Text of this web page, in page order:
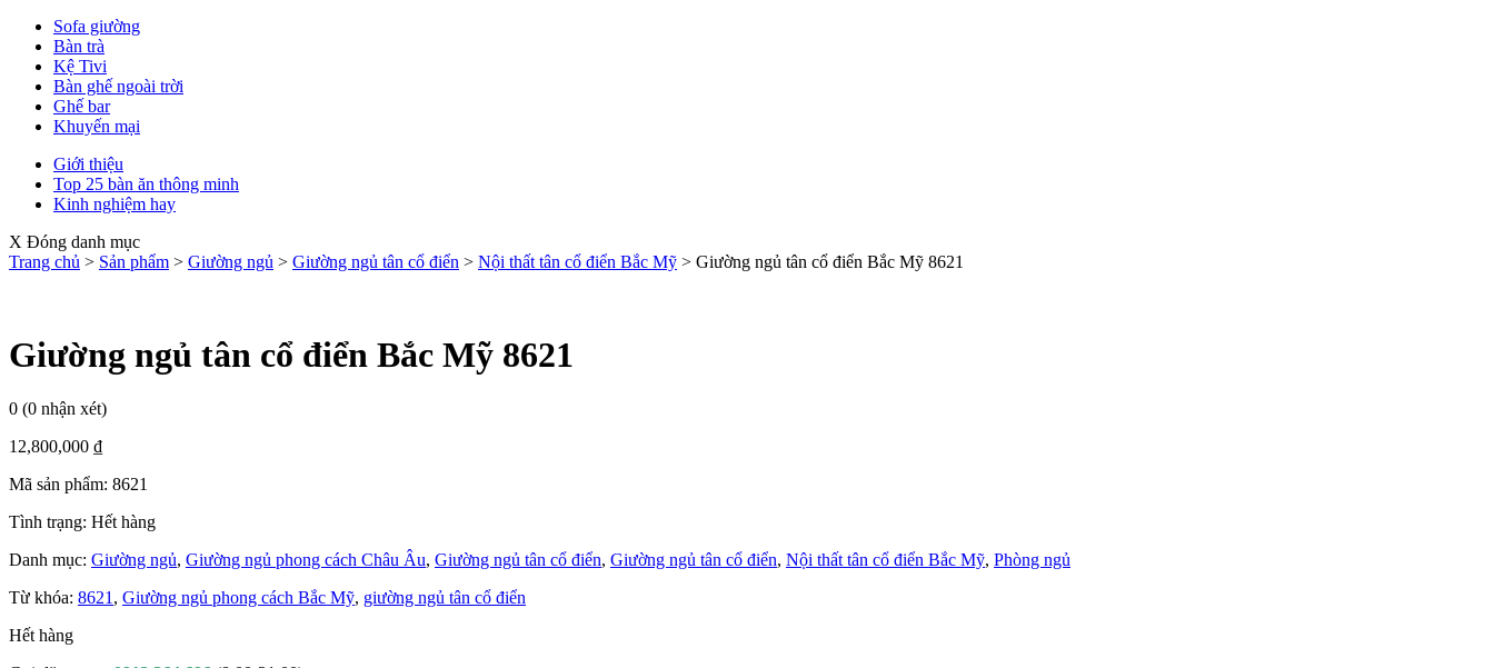
Sofa giường
Bàn trà
Kệ Tivi
Bàn ghế ngoài trời
Ghế bar
Khuyến mại
Giới thiệu
Top 25 bàn ăn thông minh
Kinh nghiệm hay
X Đóng danh mục
Trang chủ > Sản phẩm > Giường ngủ > Giường ngủ tân cổ điển > Nội thất tân cổ điển Bắc Mỹ > Giường ngủ tân cổ điển Bắc Mỹ 8621
Giường ngủ tân cổ điển Bắc Mỹ 8621
0 (0 nhận xét)
12,800,000 ₫
Mã sản phẩm: 8621
Tình trạng: Hết hàng
Danh mục: Giường ngủ, Giường ngủ phong cách Châu Âu, Giường ngủ tân cổ điển, Giường ngủ tân cổ điển, Nội thất tân cổ điển Bắc Mỹ, Phòng ngủ
Từ khóa: 8621 , Giường ngủ phong cách Bắc Mỹ, giường ngủ tân cổ điển
Hết hàng